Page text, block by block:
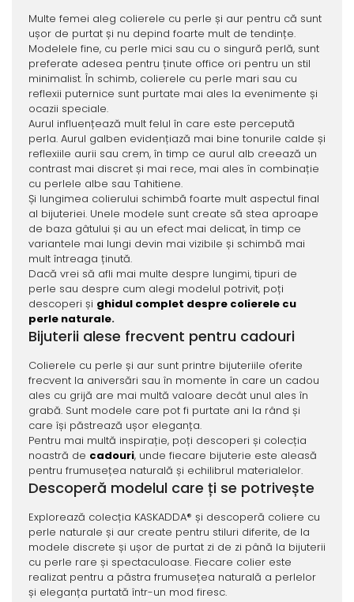
Multe femei aleg colierele cu perle și aur pentru că sunt
ușor de purtat și nu depind foarte mult de tendințe.
Modelele fine, cu perle mici sau cu o singură perlă, sunt
preferate adesea pentru ținute office ori pentru un stil
minimalist. În schimb, colierele cu perle mari sau cu
reflexii puternice sunt purtate mai ales la evenimente și
ocazii speciale.
Aurul influențează mult felul în care este percepută
perla. Aurul galben evidențiază mai bine tonurile calde și
reflexiile aurii sau crem, în timp ce aurul alb creează un
contrast mai discret și mai rece, mai ales în combinație
cu perlele albe sau Tahitiene.
Și lungimea colierului schimbă foarte mult aspectul final
al bijuteriei. Unele modele sunt create să stea aproape
de baza gâtului și au un efect mai delicat, în timp ce
variantele mai lungi devin mai vizibile și schimbă mai
mult întreaga ținută.
Dacă vrei să afli mai multe despre lungimi, tipuri de
perle sau despre cum alegi modelul potrivit, poți
descoperi și ghidul complet despre colierele cu
perle naturale.
Bijuterii alese frecvent pentru cadouri
Colierele cu perle și aur sunt printre bijuteriile oferite
frecvent la aniversări sau în momente în care un cadou
ales cu grijă are mai multă valoare decât unul ales în
grabă. Sunt modele care pot fi purtate ani la rând și
care își păstrează ușor eleganța.
Pentru mai multă inspirație, poți descoperi și colecția
noastră de cadouri, unde fiecare bijuterie este aleasă
pentru frumusețea naturală și echilibrul materialelor.
Descoperă modelul care ți se potrivește
Explorează colecția KASKADDA® și descoperă coliere cu
perle naturale și aur create pentru stiluri diferite, de la
modele discrete și ușor de purtat zi de zi până la bijuterii
cu perle rare și spectaculoase. Fiecare colier este
realizat pentru a păstra frumusețea naturală a perlelor
și eleganța purtată într-un mod firesc.